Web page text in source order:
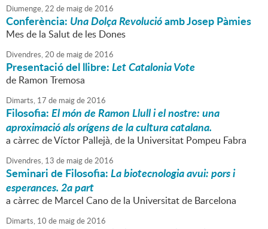
Diumenge,22 de maigde2016
Conferència: Una Dolça Revolucióamb Josep Pàmies
Mes de la Salut de les Dones
Divendres,20 de maigde2016
Presentació del llibre:Let Catalonia Vote
de Ramon Tremosa
Dimarts, 17 de maigde2016
Filosofia:El món de Ramon Llull i el nostre: una
aproximació als orígens de la cultura catalana.
a càrrec de Víctor Pallejà, de la Universitat Pompeu Fabra
Divendres, 13 de maigde2016
Seminari de Filosofia:La biotecnologia avui: pors i
esperances. 2a part
a càrrec de Marcel Cano de la Universitat de Barcelona
Dimarts, 10 de maigde2016